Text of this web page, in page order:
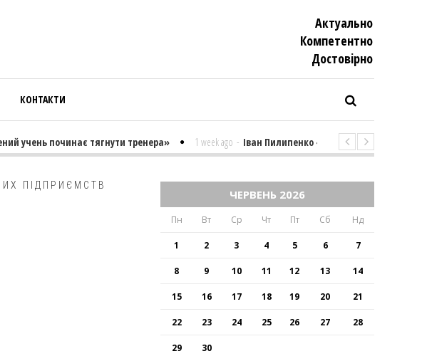
Актуально
Компетентно
Достовiрно
КОНТАКТИ
учень починає тягнути тренера» 1 week ago - Іван Пилипенко «Найважчими є суто
ПІДПРИЄМСТВ
ЧЕРВЕНЬ 2026
Пн Вт Ср Чт Пт Сб Нд
1 2 3 4 5 6 7
8 9 10 11 12 13 14
15 16 17 18 19 20 21
22 23 24 25 26 27 28
29 30